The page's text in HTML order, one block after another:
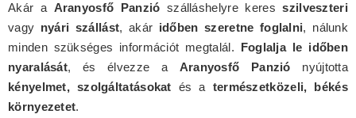
Akár a Aranyosfő Panzió szálláshelyre keresszilveszteri
vagy nyári szállást, akár időben szeretne foglalni, nálunk
minden szükséges információt megtalál. Foglalja le időben
nyaralását, és élvezze a Aranyosfő Panzió nyújtotta
kényelmet, szolgáltatásokat és a természetközeli, békés
környezetet.